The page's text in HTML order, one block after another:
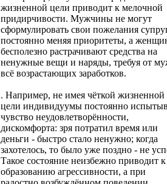
жизненной цели приводит к мелочной
придирчивости. Мужчины не могут
сформулировать свои пожелания
постоянно меняя приоритеты, а
бесполезно растрачивают средства на
ненужные вещи и наряды, требуя от
всё возрастающих заработков.
. Например, не имея чёткой жизненной
цели индивидуумы постоянно
чувство неудовлетворённости,
дискомфорта: зря потратил время или
деньги - быстро стало ненужно; когда
захотелось, то было уже поздно - не
Такое состояние неизбежно приводит к
образованию агрессивности, а при